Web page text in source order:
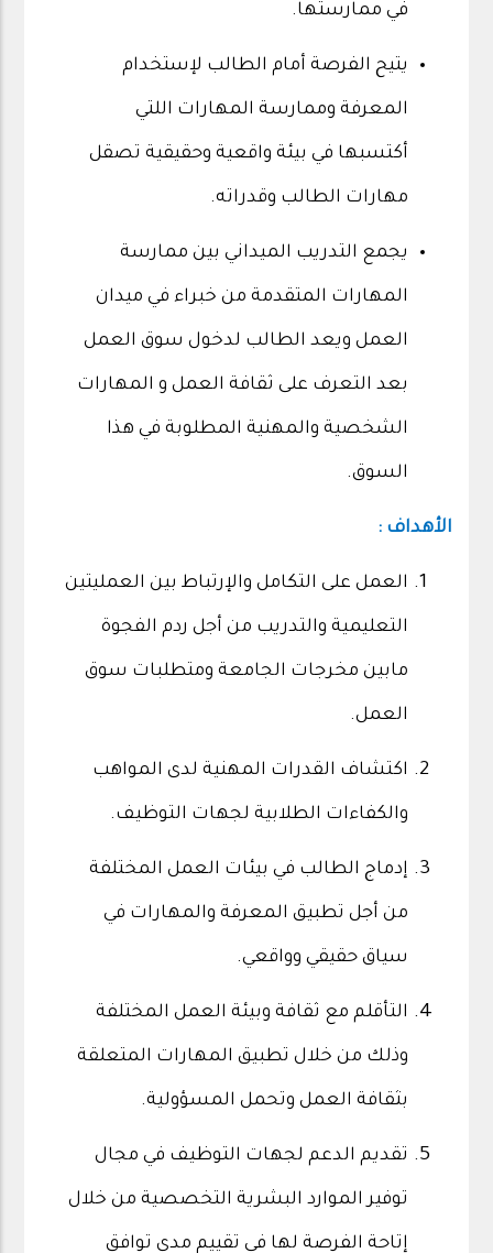
في ممارستها.
يتيح الفرصة أمام الطالب لإستخدام
المعرفة وممارسة المهارات اللتي
أكتسبها في بيئة واقعية وحقيقية تصقل
مهارات الطالب وقدراته.
يجمع التدريب الميداني بين ممارسة
المهارات المتقدمة من خبراء في ميدان
العمل ويعد الطالب لدخول سوق العمل
بعد التعرف على ثقافة العمل و المهارات
الشخصية والمهنية المطلوبة في هذا
السوق.
الأهداف :
العمل على التكامل والإرتباط بين العمليتين
التعليمية والتدريب من أجل ردم الفجوة
مابين مخرجات الجامعة ومتطلبات سوق
العمل.
اكتشاف القدرات المهنية لدى المواهب
والكفاءات الطلابية لجهات التوظيف.
إدماج الطالب في بيئات العمل المختلفة
من أجل تطبيق المعرفة والمهارات في
سياق حقيقي وواقعي.
التأقلم مع ثقافة وبيئة العمل المختلفة
وذلك من خلال تطبيق المهارات المتعلقة
بثقافة العمل وتحمل المسؤولية.
تقديم الدعم لجهات التوظيف في مجال
توفير الموارد البشرية التخصصية من خلال
إتاحة الفرصة لها في تقييم مدى توافق